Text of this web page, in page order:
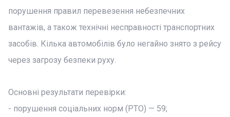
порушення правил перевезення небезпечних
вантажів, а також технічні несправності транспортних
засобів. Кілька автомобілів було негайно знято з рейсу
через загрозу безпеки руху.
Основні результати перевірки:
- порушення соціальних норм (РТО) — 59;